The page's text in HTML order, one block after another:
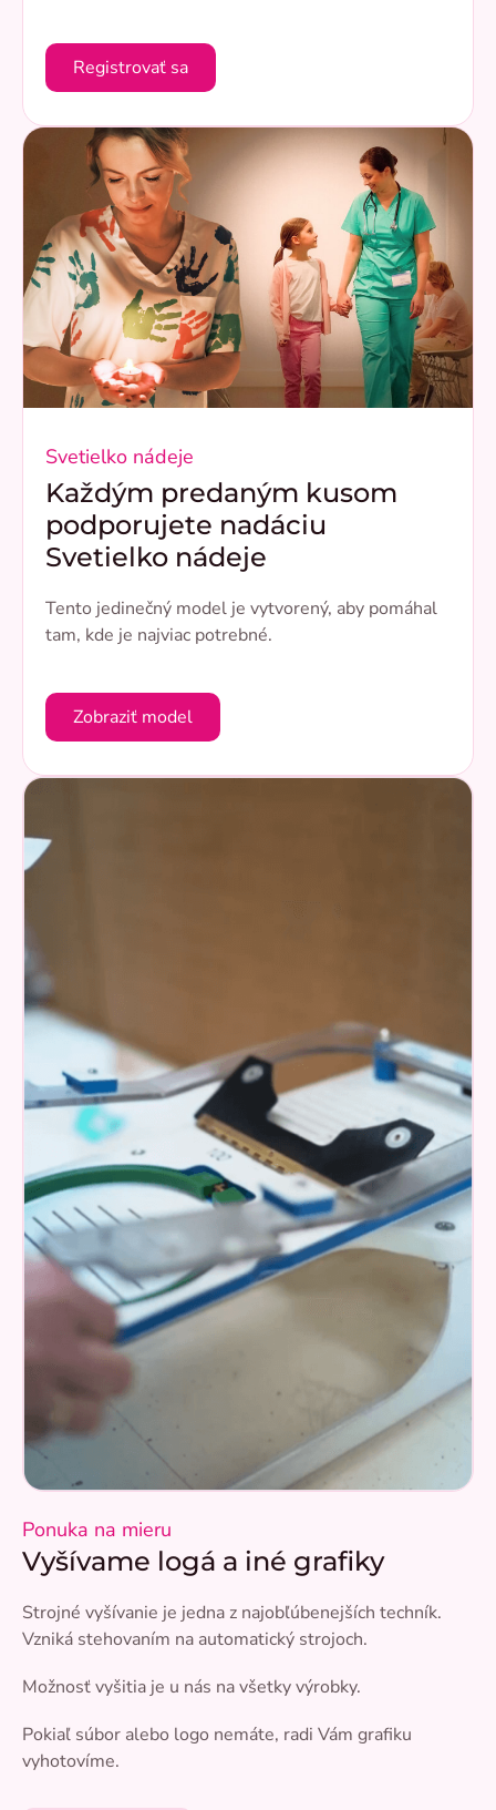
Registrovať sa
Svetielko nádeje
Každým predaným kusom
podporujete nadáciu
Svetielko nádeje
Tento jedinečný model je vytvorený, aby pomáhal
tam, kde je najviac potrebné.
Zobraziť model
Ponuka na mieru
Vyšívame logá a iné grafiky
Strojné vyšívanie je jedna z najobľúbenejších techník.
Vzniká stehovaním na automatický strojoch.
Možnosť vyšitia je u nás na všetky výrobky.
Pokiaľ súbor alebo logo nemáte, radi Vám grafiku
vyhotovíme.